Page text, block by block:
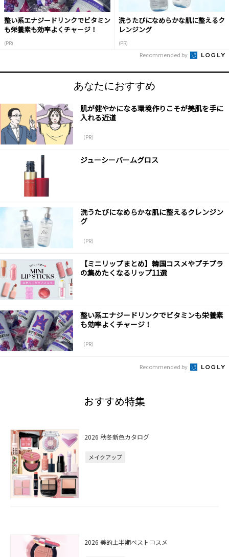
整い系エナジードリンクでビタミン
も栄養素も効率よくチャージ！
(PR)
洗うたびになめらかな肌に整えるク
レンジング
(PR)
Recommended by
あなたにおすすめ
肌が健やかになる環境作りこそが美肌を手に
入れる近道
（PR）
ジューシーバームグロス
洗うたびになめらかな肌に整えるクレンジン
グ
（PR）
【ミニリップまとめ】韓国コスメやプチプラ
の集めたくなるリップ11選
整い系エナジードリンクでビタミンも栄養素
も効率よくチャージ！
（PR）
Recommended by
おすすめ特集
2026 秋冬新色カタログ
メイクアップ
2026 美的上半期ベストコスメ